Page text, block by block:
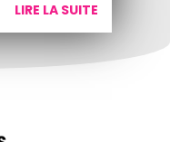
LIRE LA SUITE